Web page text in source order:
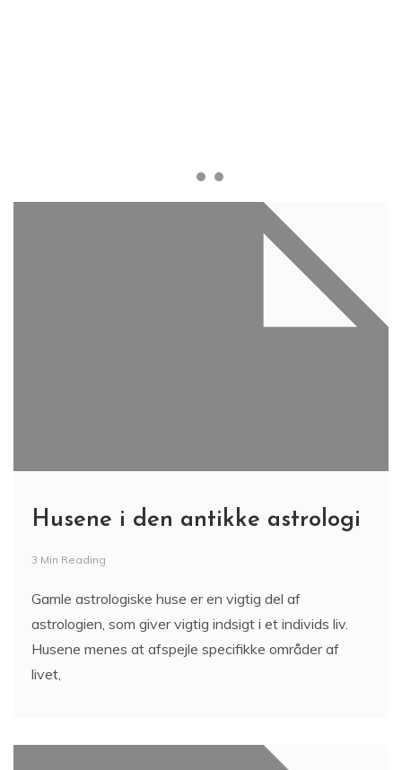
Husene i den antikke astrologi
3 Min Reading
Gamle astrologiske huse er en vigtig del af
astrologien, som giver vigtig indsigt i et individs liv.
Husene menes at afspejle specifikke områder af
livet,